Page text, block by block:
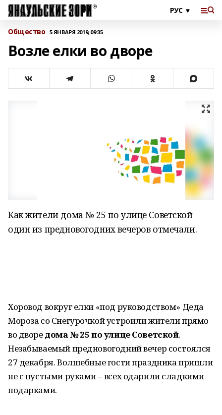
Общество 5 ЯНВАРЯ 2019, 09:35
Возле елки во дворе
Как жители дома № 25 по улице Советской
один из предновогодних вечеров отмечали.
Хоровод вокруг елки «под руководством» Деда
Мороза со Снегурочкой устроили жители прямо
во дворедома № 25 по улице Советской.
Незабываемый предновогодний вечер состоялся
27 декабря. Волшебные гости праздника пришли
не с пустыми руками – всех одарили сладкими
подарками.